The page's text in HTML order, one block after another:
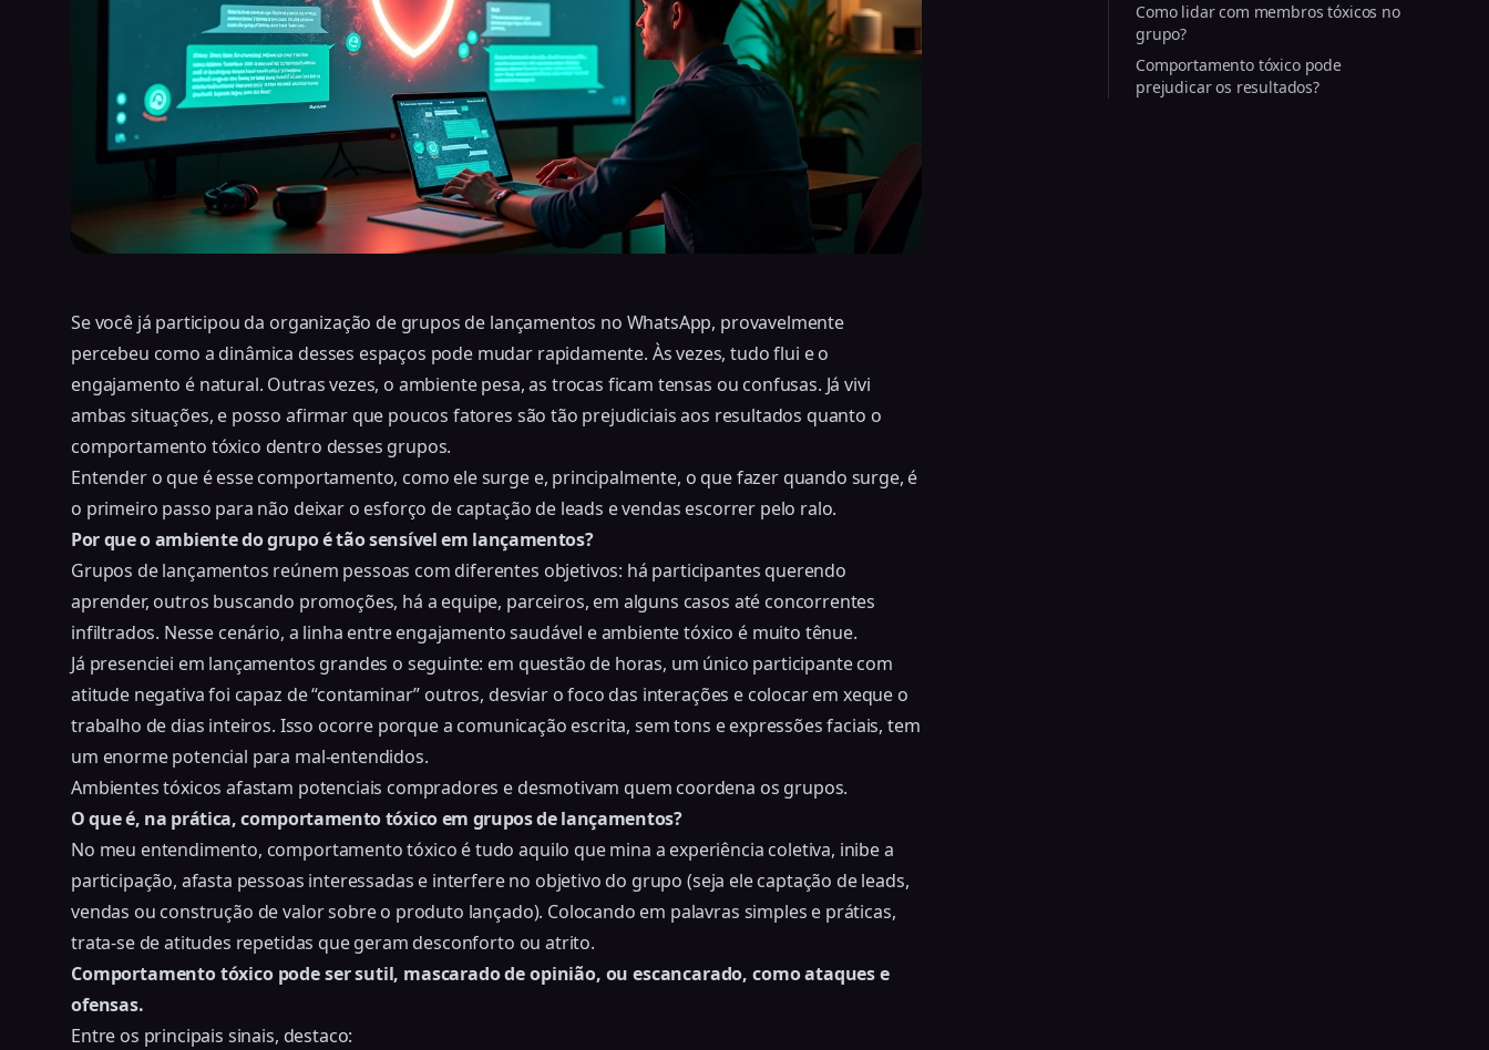
Se você já participou da organização de grupos de lançamentos no WhatsApp, provavelmente
percebeu como a dinâmica desses espaços pode mudar rapidamente. Às vezes, tudo flui e o
engajamento é natural. Outras vezes, o ambiente pesa, as trocas ficam tensas ou confusas. Já vivi
ambas situações, e posso afirmar que poucos fatores são tão prejudiciais aos resultados quanto o
comportamento tóxico dentro desses grupos.
Entender o que é esse comportamento, como ele surge e, principalmente, o que fazer quando surge, é
o primeiro passo para não deixar o esforço de captação de leads e vendas escorrer pelo ralo.
Por que o ambiente do grupo é tão sensível em lançamentos?
Grupos de lançamentos reúnem pessoas com diferentes objetivos: há participantes querendo
aprender, outros buscando promoções, há a equipe, parceiros, em alguns casos até concorrentes
infiltrados. Nesse cenário, a linha entre engajamento saudável e ambiente tóxico é muito tênue.
Já presenciei em lançamentos grandes o seguinte: em questão de horas, um único participante com
atitude negativa foi capaz de “contaminar” outros, desviar o foco das interações e colocar em xeque o
trabalho de dias inteiros. Isso ocorre porque a comunicação escrita, sem tons e expressões faciais, tem
um enorme potencial para mal-entendidos.
Ambientes tóxicos afastam potenciais compradores e desmotivam quem coordena os grupos.
O que é, na prática, comportamento tóxico em grupos de lançamentos?
No meu entendimento, comportamento tóxico é tudo aquilo que mina a experiência coletiva, inibe a
participação, afasta pessoas interessadas e interfere no objetivo do grupo (seja ele captação de leads,
vendas ou construção de valor sobre o produto lançado). Colocando em palavras simples e práticas,
trata-se de atitudes repetidas que geram desconforto ou atrito.
Comportamento tóxico pode ser sutil, mascarado de opinião, ou escancarado, como ataques e
ofensas.
Entre os principais sinais, destaco:
Como lidar com membros tóxicos no
grupo?
Comportamento tóxico pode
prejudicar os resultados?